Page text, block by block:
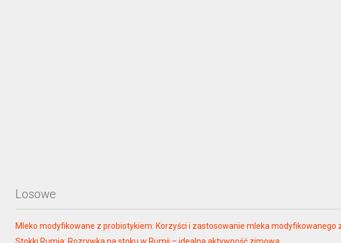
Losowe
Mleko modyfikowane z probiotykiem: Korzyści i zastosowanie mleka modyfikowanego
Stokki Rumia: Rozrywka na stoku w Rumii – idealna aktywność zimowa